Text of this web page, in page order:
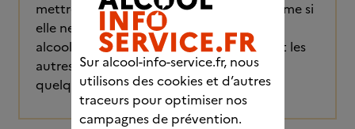
mettre une personne âgée en EHPAD même si
elle ne le souhaite pas, que de soigner un
alcoolique qui est une menace pour lui et les
autres. Ça me revolte. Si je peux aider
quelqu'un, je le ferai de bon coeur...
Sur alcool-info-service.fr, nous
utilisons des cookies et d’autres
traceurs pour optimiser nos
campagnes de prévention.